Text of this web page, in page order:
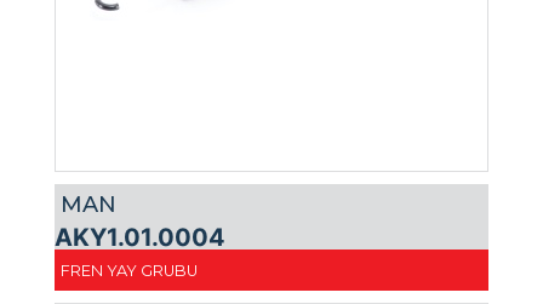
MAN
AKY1.01.0004
FREN YAY GRUBU